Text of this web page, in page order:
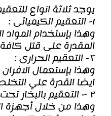
يوجد ثلاثة انواع
١- التعقيم الكيميائى :
وهذا بإستخدام المواد
المقدرة على قتل
٢- التعقيم الحرارى :
وهذا بإستعمال الافران
ايضا القدرة علي
٣ – التعقيم بالبخار تحت الضغط :
وهذا من خلال أجهزة